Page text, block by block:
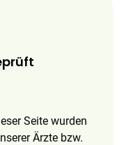
Seite wurden
Ärzte bzw.